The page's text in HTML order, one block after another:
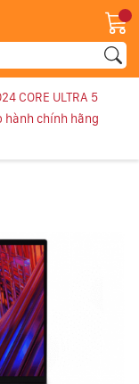
CORE ULTRA 5
hành chính hãng